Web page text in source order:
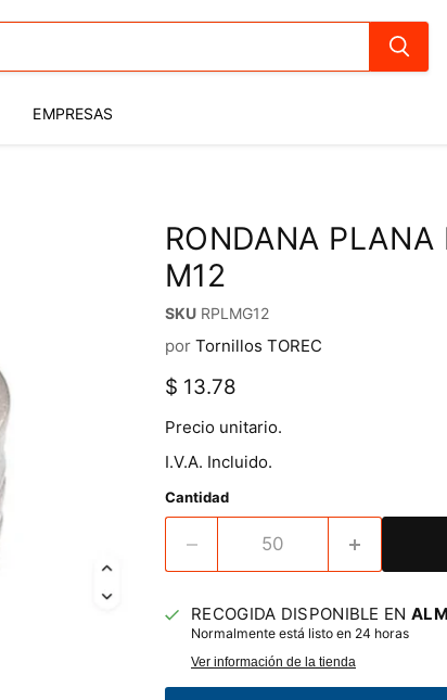
EMPRESAS
RONDANA
M12
SKU RPLMG12
por Tornillos TOREC
Precio actual
$ 13.78
Precio unitario.
I.V.A. Incluido.
Cantidad
RECOGIDA DISPONIBLE EN
Normalmente está listo en 24 horas
Ver información de la tienda